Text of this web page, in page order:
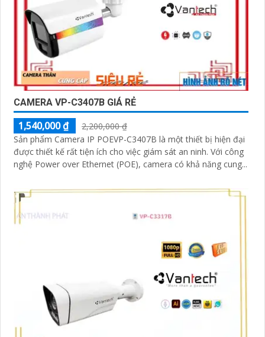
CAMERA VP-C3407B GIÁ RẺ
1,540,000 ₫
2,200,000 ₫
Sản phẩm Camera IP POEVP-C3407B là một thiết bị hiện đại
được thiết kế rất tiện ích cho việc giám sát an ninh. Với công
nghệ Power over Ethernet (POE), camera có khả năng cung...